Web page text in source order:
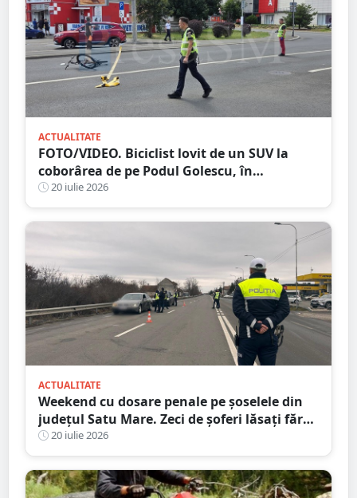
ACTUALITATE
FOTO/VIDEO. Biciclist lovit de un SUV la
coborârea de pe Podul Golescu, în
municipiul Satu Mare. Șoferul: ”Pur și
simplu nu l-am văzut”
20 iulie 2026
ACTUALITATE
Weekend cu dosare penale pe șoselele din
județul Satu Mare. Zeci de șoferi lăsați fără
permise
20 iulie 2026